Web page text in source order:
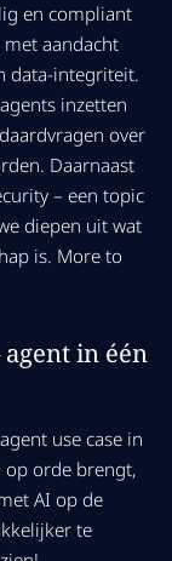
en compliant
met aandacht
data-integriteit.
inzetten
over
Daarnaast
– een topic
diepen uit wat
is. More to
in één
use case in
op orde brengt,
AI op de
te